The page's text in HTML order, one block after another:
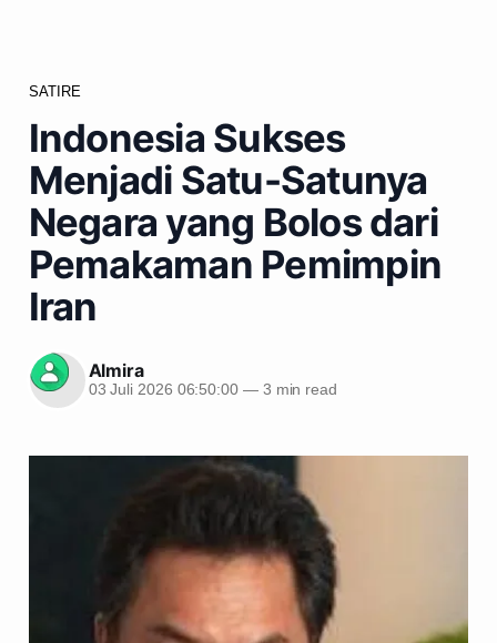
SATIRE
Indonesia Sukses
Menjadi Satu-Satunya
Negara yang Bolos dari
Pemakaman Pemimpin
Iran
Almira
03 Juli 2026 06:50:00 —3 min read